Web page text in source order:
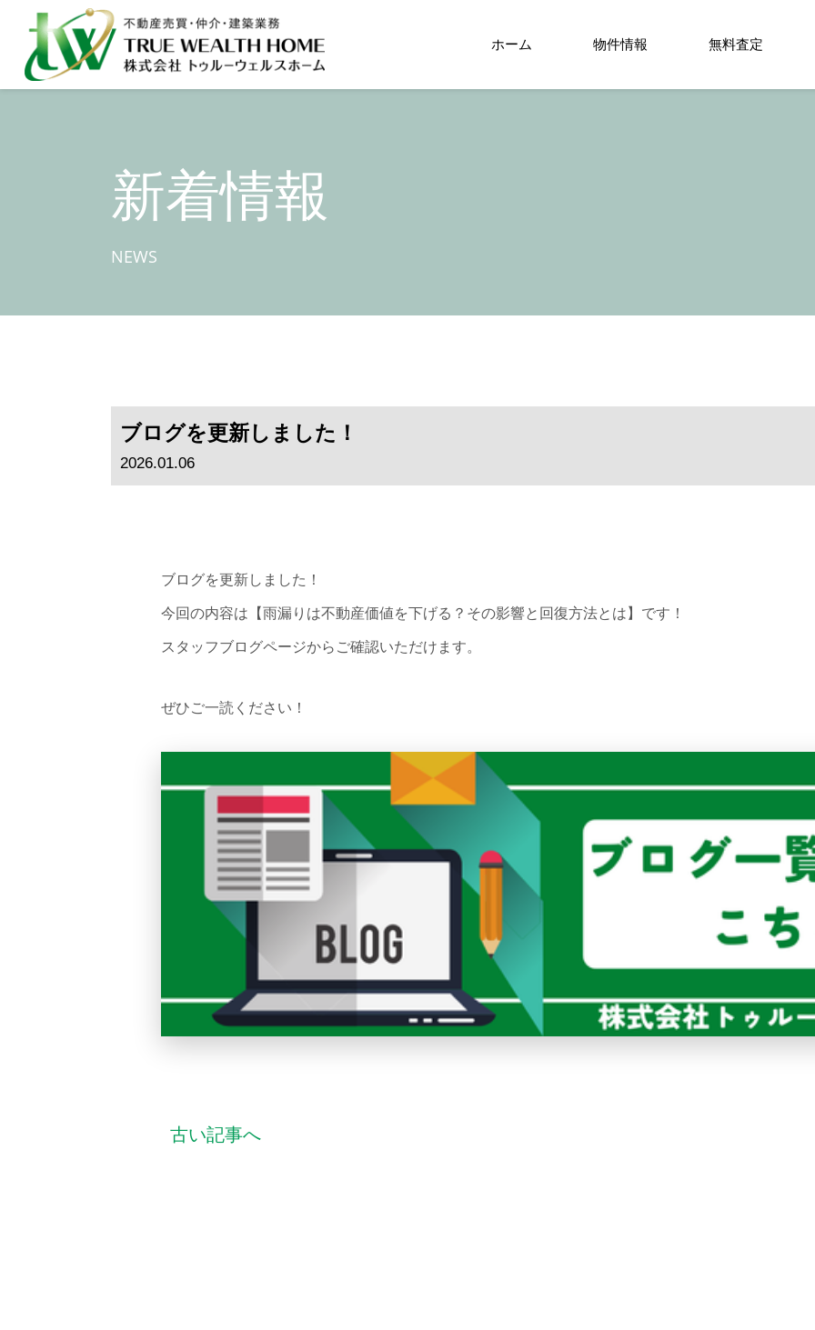
ホーム 物件情報 無料査定
新着情報
NEWS
ブログを更新しました！
2026.01.06
ブログを更新しました！
今回の内容は【雨漏りは不動産価値を下げる？その影響と回復方法とは】です！
スタッフブログページからご確認いただけます。
ぜひご一読ください！
古い記事へ